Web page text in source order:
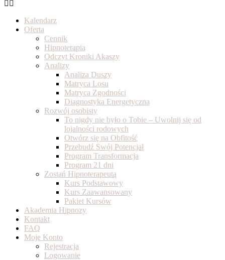
Kalendarz
Oferta
Cennik
Hipnoterapia
Odczyt Kroniki Akaszy
Analizy
Analiza Duszy
Matryca Losu
Matryca Zgodności
Diagnostyka Energetyczna
Rozwój osobisty
To nigdy nie było o Tobie – Uwolnij się od
lojalności rodowych
Otwórz się na Obfitość
Przebudź Swój Potencjał
Program Transformacja
Program 21 dni
Zostań Hipnoterapeutą
Kurs Podstawowy
Kurs Zaawansowany
Pakiet Kursów
Akademia Hipnozy
Kontakt
FAQ
Moje Konto
Rejestracja
Logowanie